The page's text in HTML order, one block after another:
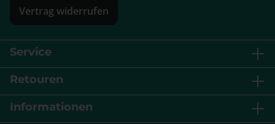
Vertrag widerrufen
Service
Retouren
Informationen